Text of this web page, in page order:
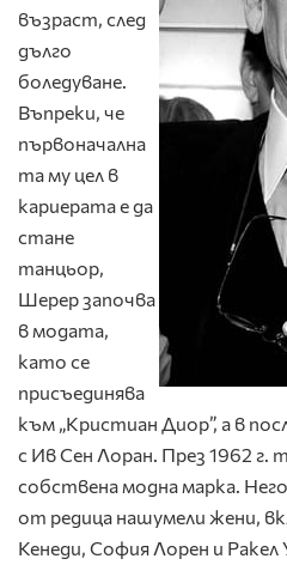
възраст, след
дълго
боледуване.
Въпреки, че
първоначална
та му цел в
кариерата е да
стане
танцьор,
Шерер започва
в модата,
като се
присъединява
към „Кристиан Диор”, а в
с Ив Сен Лоран. През 1962 г.
собствена модна марка.
от редица нашумели жени,
Кенеди, София Лорен и Ракел